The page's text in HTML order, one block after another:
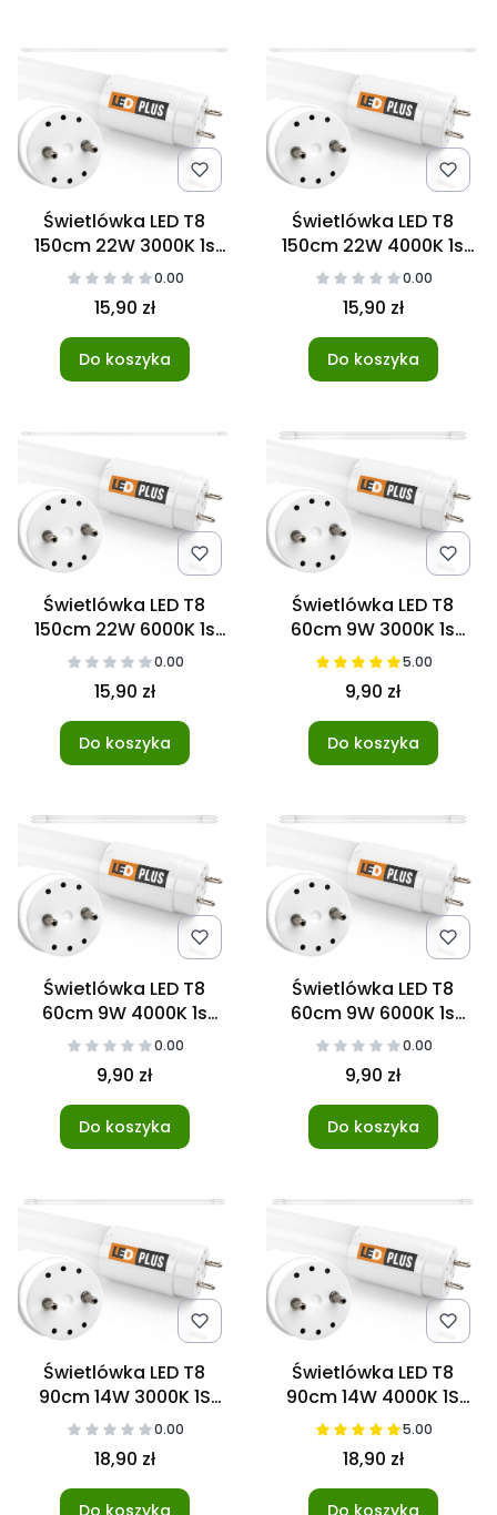
Świetlówka LED T8
150cm 22W 3000K 1s
NANO 0.00
15,90 zł
Do koszyka
Świetlówka LED T8
150cm 22W 4000K 1s
NANO 0.00
15,90 zł
Do koszyka
Świetlówka LED T8
150cm 22W 6000K 1s
NANO 0.00
15,90 zł
Do koszyka
Świetlówka LED T8
60cm 9W 3000K 1s
NANO 5.00
9,90 zł
Do koszyka
Świetlówka LED T8
60cm 9W 4000K 1s
NANO 0.00
9,90 zł
Do koszyka
Świetlówka LED T8
60cm 9W 6000K 1s
NANO 0.00
9,90 zł
Do koszyka
Świetlówka LED T8
90cm 14W 3000K 1S
Nano 0.00
18,90 zł
Świetlówka LED T8
90cm 14W 4000K 1S
Nano 5.00
18,90 zł